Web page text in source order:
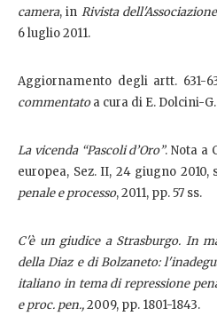
camera, in Rivista
6 luglio 2011.
Aggiornamento degli artt. 631-
commentatoa cura di E. Dolcini-
La vicenda “Pascoli d’Oro”. Nota a
europea, Sez. II, 24 giugno 2010,
penale e processo, 2011, pp. 57 ss.
C'è un giudice a Strasburgo. In
della Diaz e di Bolzaneto:
italiano in tema di repressione
e proc. pen.,2009, pp. 1801-1843.